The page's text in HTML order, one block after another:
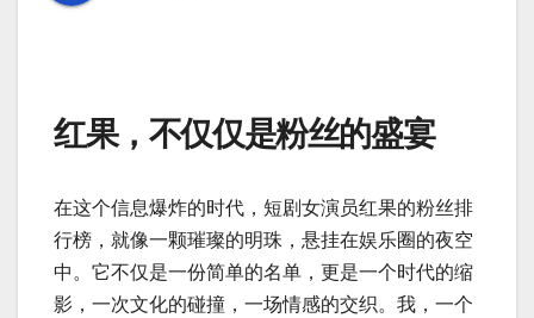
红果，不仅仅是粉丝的盛宴
在这个信息爆炸的时代，短剧女演员红果的粉丝排
行榜，就像一颗璀璨的明珠，悬挂在娱乐圈的夜空
中。它不仅是一份简单的名单，更是一个时代的缩
影，一次文化的碰撞，一场情感的交织。我，一个